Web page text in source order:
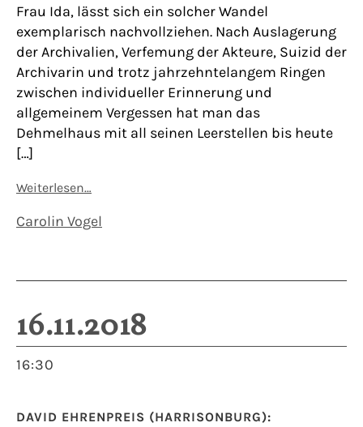
Frau Ida, lässt sich ein solcher Wandel
exemplarisch nachvollziehen. Nach Auslagerung
der Archivalien, Verfemung der Akteure, Suizid der
Archivarin und trotz jahrzehntelangem Ringen
zwischen individueller Erinnerung und
allgemeinem Vergessen hat man das
Dehmelhaus mit all seinen Leerstellen bis heute
[…]
Weiterlesen…
Carolin Vogel
16.11.2018
16:30
DAVID EHRENPREIS (HARRISONBURG):